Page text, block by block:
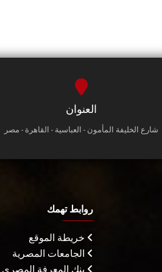
العنوان
شارع الخليفة المأمون - العباسية - القاهرة - مصر
روابط تهمك
خريطة الموقع
الجامعات المصرية
بنك المعرفة المصري